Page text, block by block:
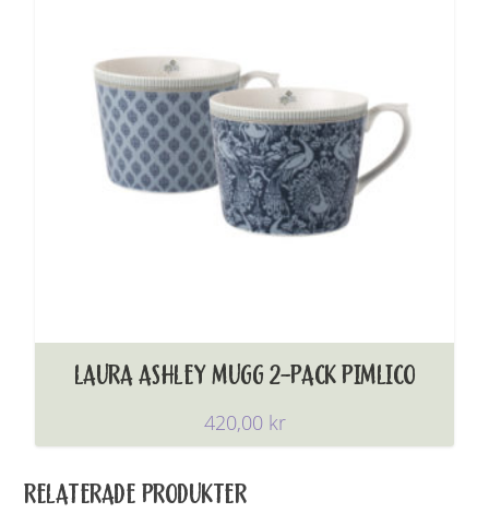
LAURA ASHLEY MUGG 2-PACK PIMLICO
420,00 kr
RELATERADE PRODUKTER